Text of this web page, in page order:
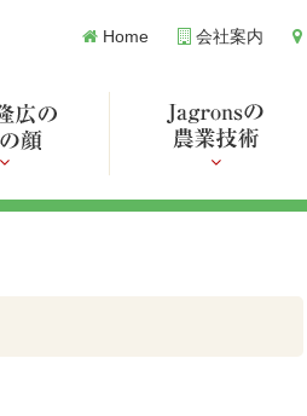
Home 会社案内